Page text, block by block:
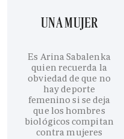
UNA MUJER
Es Arina Sabalenka
quien recuerda la
obviedad de que no
hay deporte
femenino si se deja
que los hombres
biológicos compitan
contra mujeres